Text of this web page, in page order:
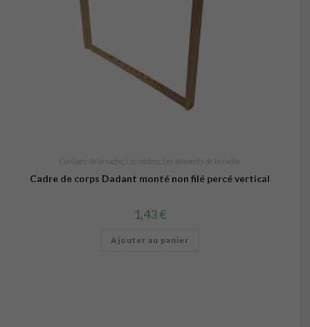
L'univers de la ruche , Les cadres, Les éléments de la ruche
Cadre de corps Dadant monté non filé percé vertical
1,43€
Ajouter au panier